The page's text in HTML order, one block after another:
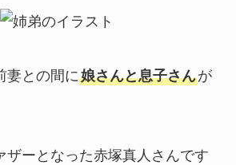
妻との間に娘さんと息子さんが
ザーとなった赤塚真人さんです